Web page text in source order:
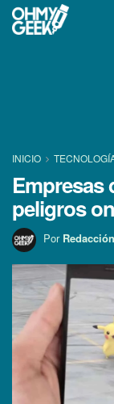
INICIO
Empresas
peligros
Por